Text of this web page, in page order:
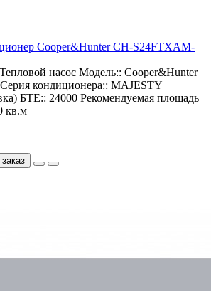
Cooper&Hunter CH-S24FTXAM-
Тепловой насос Модель:: Cooper&Hunter
Серия кондиционера:: MAJESTY
БТЕ:: 24000 Рекомендуемая площадь
кв.м